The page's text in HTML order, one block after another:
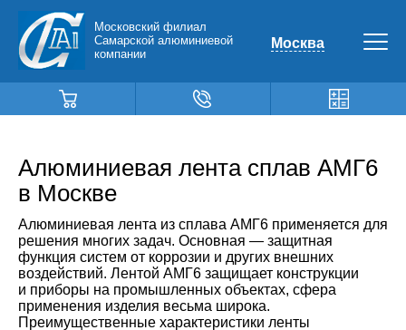
Московский филиал
Самарской алюминиевой
компании
Москва
Алюминиевая лента сплав АМГ6
в Москве
Алюминиевая лента из сплава АМГ6 применяется для
решения многих задач. Основная — защитная
функция систем от коррозии и других внешних
воздействий. Лентой АМГ6 защищает конструкции
и приборы на промышленных объектах, сфера
применения изделия весьма широка.
Преимущественные характеристики ленты